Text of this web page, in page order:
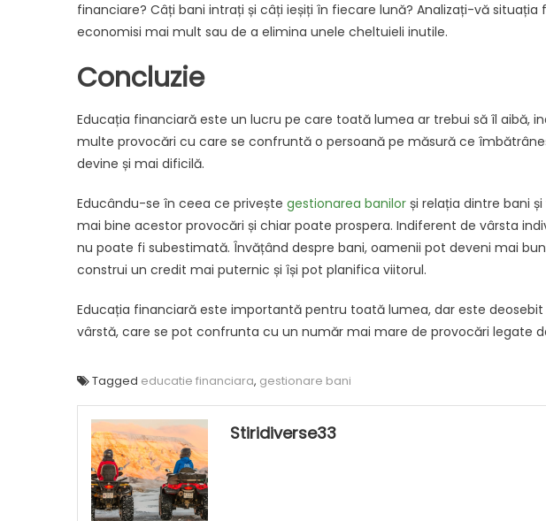
financiare? Câți bani intrați și câți ieșiți în fiecare lună? Analizați-vă
economisi mai mult sau de a elimina unele cheltuieli inutile.
Concluzie
Educația financiară este un lucru pe care toată lumea ar trebui să îl aibă,
multe provocări cu care se confruntă o persoană pe măsură ce
devine și mai dificilă.
Educându-se în ceea ce privește gestionarea banilor și relația dintre bani
mai bine acestor provocări și chiar poate prospera. Indiferent de vârsta
nu poate fi subestimată. Învățând despre bani, oamenii pot deveni mai
construi un credit mai puternic și își pot planifica viitorul.
Educația financiară este importantă pentru toată lumea, dar este
vârstă, care se pot confrunta cu un număr mai mare de provocări legate
Tagged educatie financiara, gestionare bani
Stiridiverse33